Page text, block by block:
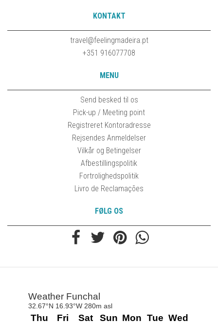
KONTAKT
travel@feelingmadeira.pt
+351 916077708
MENU
Send besked til os
Pick-up / Meeting point
Registreret Kontoradresse
Rejsendes Anmeldelser
Vilkår og Betingelser
Afbestillingspolitik
Fortrolighedspolitik
Livro de Reclamações
FØLG OS